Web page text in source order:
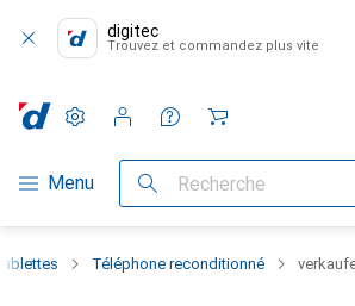
digitec
Trouvez et commandez plus vite
Navigation par catégorie
Menu Recherche
Paramètres
Compte client
Listes de comparaison
Listes d'envies
Panier
Téléphone reconditionné